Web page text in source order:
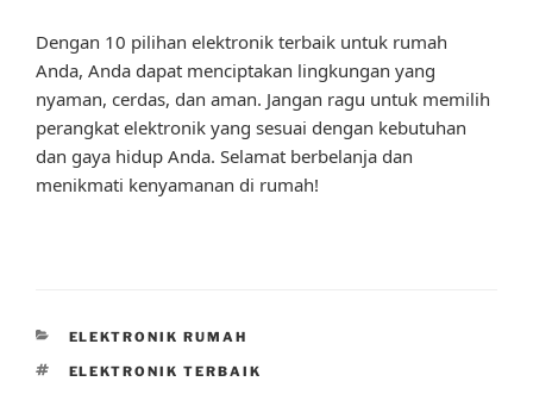
Dengan 10 pilihan elektronik terbaik untuk rumah
Anda, Anda dapat menciptakan lingkungan yang
nyaman, cerdas, dan aman. Jangan ragu untuk memilih
perangkat elektronik yang sesuai dengan kebutuhan
dan gaya hidup Anda. Selamat berbelanja dan
menikmati kenyamanan di rumah!
CATEGORIES
ELEKTRONIK RUMAH
TAGS
ELEKTRONIK TERBAIK